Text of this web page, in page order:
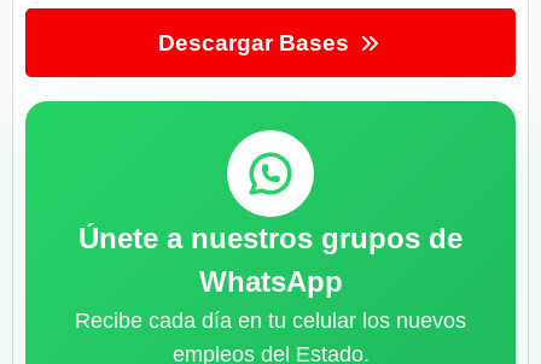
Descargar Bases
Únete a nuestros grupos de
WhatsApp
Recibe cada día en tu celular los nuevos
empleos del Estado.